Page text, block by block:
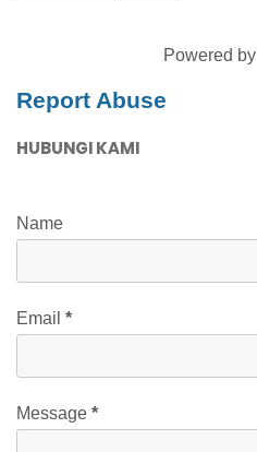
Powered by
Report Abuse
HUBUNGI KAMI
Name
Email *
Message *